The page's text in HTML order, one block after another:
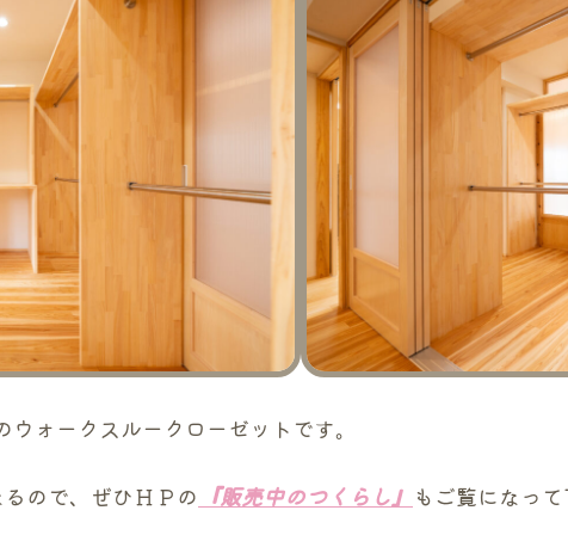
ウォークスルークローゼットです。
ので、ぜひＨＰの 『販売中のつくらし』 もご覧になっ